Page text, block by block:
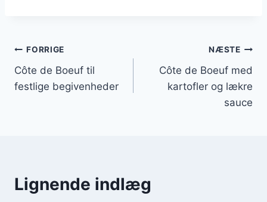
Indlægsnavigation
FORRIGE
Côte de Boeuf til
festlige begivenheder
NÆSTE
Côte de Boeuf med
kartofler og lækre
sauce
Lignende indlæg